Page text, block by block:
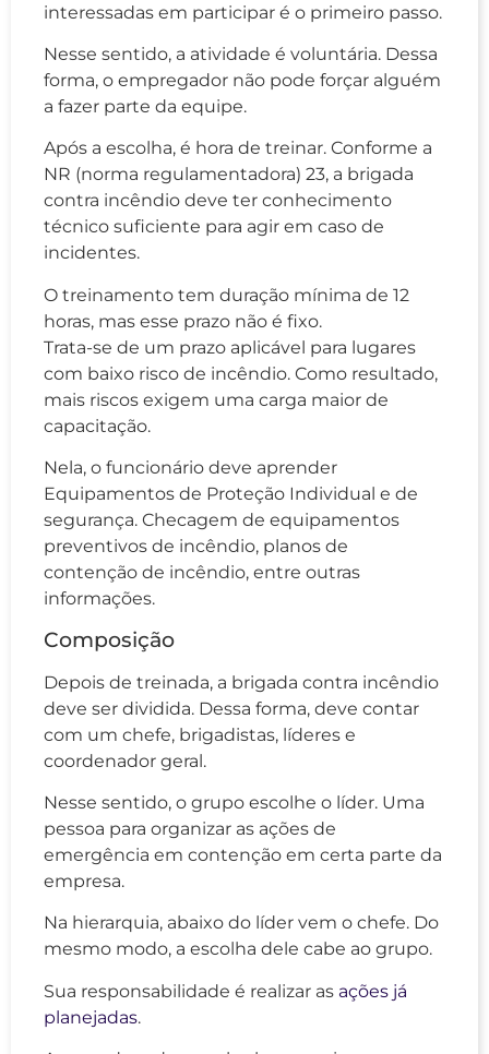
interessadas em participar é o primeiro passo.
Nesse sentido, a atividade é voluntária. Dessa
forma, o empregador não pode forçar alguém
a fazer parte da equipe.
Após a escolha, é hora de treinar. Conforme a
NR (norma regulamentadora) 23, a brigada
contra incêndio deve ter conhecimento
técnico suficiente para agir em caso de
incidentes.
O treinamento tem duração mínima de 12
horas, mas esse prazo não é fixo.
Trata-se de um prazo aplicável para lugares
com baixo risco de incêndio. Como resultado,
mais riscos exigem uma carga maior de
capacitação.
Nela, o funcionário deve aprender
Equipamentos de Proteção Individual e de
segurança. Checagem de equipamentos
preventivos de incêndio, planos de
contenção de incêndio, entre outras
informações.
Composição
Depois de treinada, a brigada contra incêndio
deve ser dividida. Dessa forma, deve contar
com um chefe, brigadistas, líderes e
coordenador geral.
Nesse sentido, o grupo escolhe o líder. Uma
pessoa para organizar as ações de
emergência em contenção em certa parte da
empresa.
Na hierarquia, abaixo do líder vem o chefe. Do
mesmo modo, a escolha dele cabe ao grupo.
Sua responsabilidade é realizar as ações já
planejadas.